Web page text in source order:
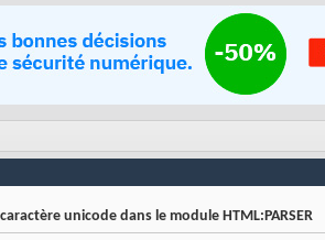
unicode dans le module HTML:PARSER